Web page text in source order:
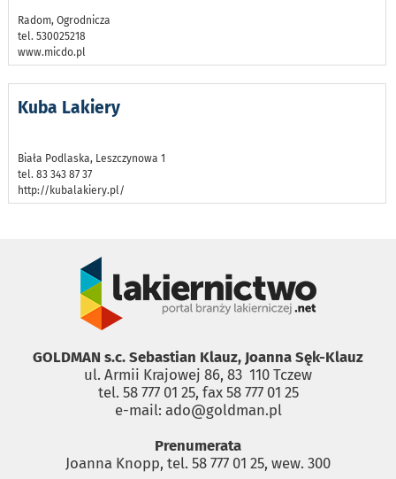
Radom, Ogrodnicza
tel. 530025218
www.micdo.pl
Kuba Lakiery
Biała Podlaska, Leszczynowa 1
tel. 83 343 87 37
http://kubalakiery.pl/
GOLDMAN s.c. Sebastian Klauz, Joanna Sęk-Klauz
ul. Armii Krajowej 86, 83 ­ 110 Tczew
tel. 58 777 01 25, fax 58 777 01 25
e-mail: ado@goldman.pl
Prenumerata
Joanna Knopp, tel. 58 777 01 25, wew. 300